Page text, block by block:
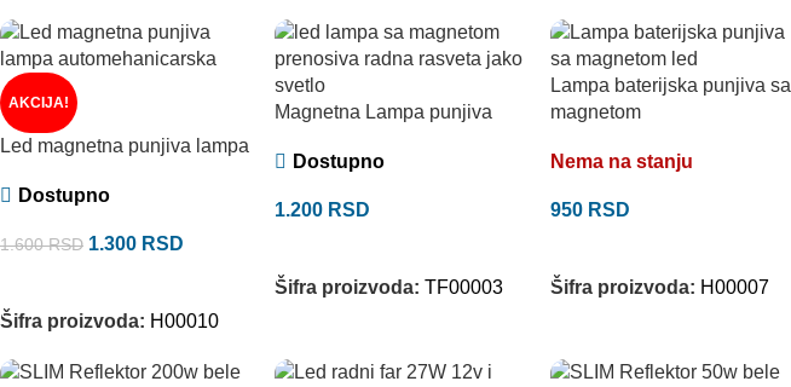
AKCIJA!
Led magnetna punjiva lampa
Dostupno
1.600RSD 1.300 RSD
Šifra proizvoda: H00010
Magnetna Lampa punjiva
Dostupno
1.200 RSD
Šifra proizvoda:TF00003
Lampa baterijska punjiva sa
magnetom
Nema na stanju
950 RSD
Šifra proizvoda: H00007